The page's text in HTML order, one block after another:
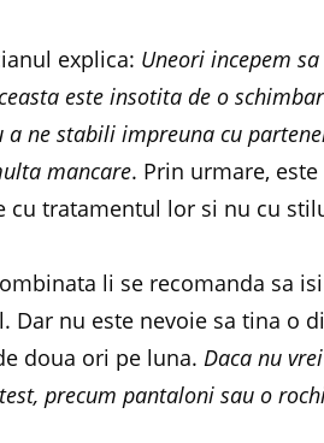
explica: Uneori incepem
este insotita de o
ne stabili impreuna cu
mancare. Prin urmare,
cu tratamentul lor si nu cu
li se recomanda sa isi
nu este nevoie sa tina o
doua ori pe luna. Daca nu
precum pantaloni sau o